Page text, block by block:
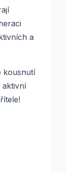
a
kousnutí
aktivní